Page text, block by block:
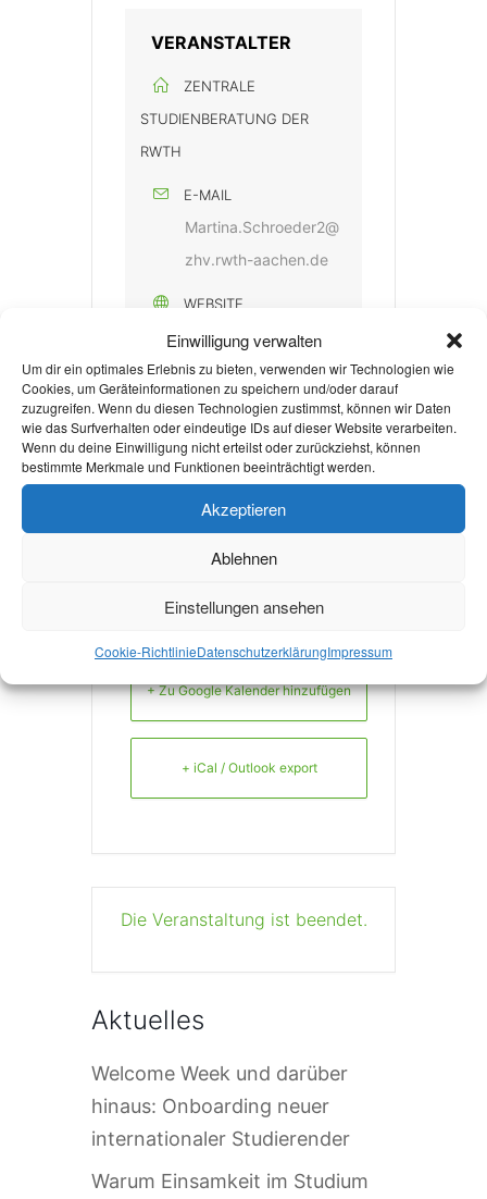
Einwilligung verwalten
Um dir ein optimales Erlebnis zu bieten, verwenden wir Technologien wie
Cookies, um Geräteinformationen zu speichern und/oder darauf
zuzugreifen. Wenn du diesen Technologien zustimmst, können wir Daten
wie das Surfverhalten oder eindeutige IDs auf dieser Website verarbeiten.
Wenn du deine Einwilligung nicht erteilst oder zurückziehst, können
bestimmte Merkmale und Funktionen beeinträchtigt werden.
Akzeptieren
Ablehnen
Einstellungen ansehen
Cookie-RichtlinieDatenschutzerklärungImpressum
VERANSTALTER
ZENTRALE
STUDIENBERATUNG DER
RWTH
E-MAIL
Martina.Schroeder2@
zhv.rwth-aachen.de
WEBSITE
http://www.rwth-
aachen.de/ZSB-
Angebote-
Studierende
+ Zu Google Kalender hinzufügen
+ iCal / Outlook export
Die Veranstaltung ist beendet.
Aktuelles
Welcome Week und darüber
hinaus: Onboarding neuer
internationaler Studierender
Warum Einsamkeit im Studium